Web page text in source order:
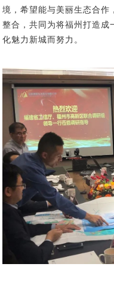
境，希望能与美丽生态合作
整合，共同为将福州打造 成
化魅力新城而努力 。